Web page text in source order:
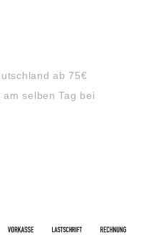
ab 75€
selben Tag bei